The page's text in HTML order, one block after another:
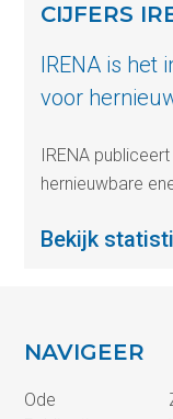
CIJFERS
IRENA is het
voor
IRENA
hernieuwbare
Bekijk
NAVIGEER
Ode